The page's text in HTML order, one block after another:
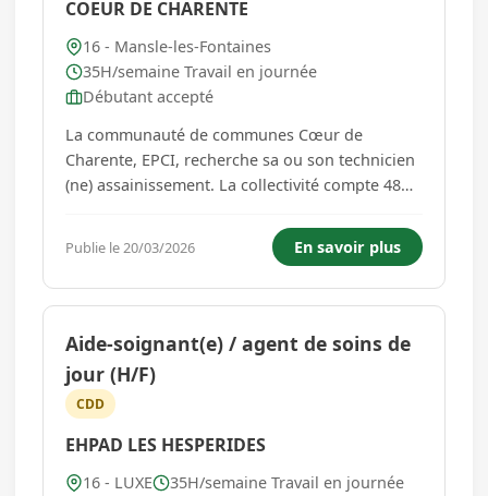
COEUR DE CHARENTE
16 - Mansle-les-Fontaines
35H/semaine Travail en journée
Débutant accepté
La communauté de communes Cœur de
Charente, EPCI, recherche sa ou son technicien
(ne) assainissement. La collectivité compte 48
habitants. Idéalement situé entre Angoulême
(Festival de la BD, circuit des remparts,
Gastronomades...), Poitiers (Futuroscope...
Publie le 20/03/2026 En savoir plus
Aide-soignant(e) / agent de soins de
jour (H/F)
CDD
EHPAD LES HESPERIDES
16 - LUXE
35H/semaine Travail en journée